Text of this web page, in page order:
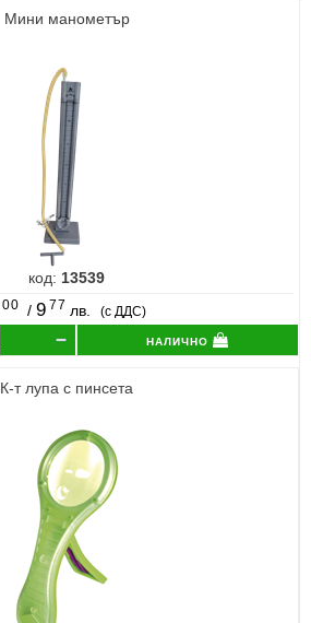
Мини манометър
код: 13539
00 /9 77 лв. (с ДДС)
налично
К-т лупа с пинсета